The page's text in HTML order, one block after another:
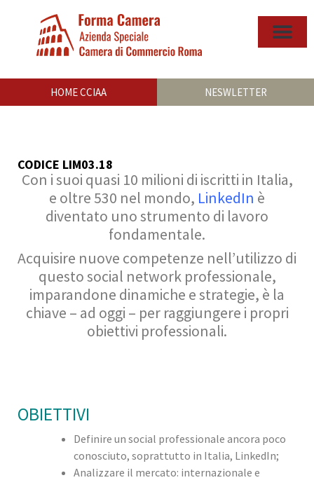
HOME CCIAA NESWLETTER
CODICE LIM03.18
Con i suoi quasi 10 milioni di iscritti in Italia,
e oltre 530 nel mondo, LinkedIn è
diventato uno strumento di lavoro
fondamentale.
Acquisire nuove competenze nell’utilizzo di
questo social network professionale,
imparandone dinamiche e strategie, è la
chiave – ad oggi – per raggiungere i propri
obiettivi professionali.
OBIETTIVI
Definire un social professionale ancora poco
conosciuto, soprattutto in Italia, LinkedIn;
Analizzare il mercato: internazionale e